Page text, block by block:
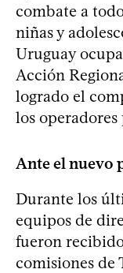
combate a
niñas y
Uruguay
Acción
logrado el
los operadores
Ante el nuevo
Durante los
equipos de
fueron
comisiones de